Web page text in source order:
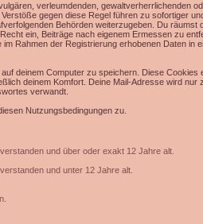
verleumdenden, gewaltverherrlichenden
gegen diese Regel führen zu sofortiger
Behörden weiterzugeben. Du räumst
ein, Beiträge nach eigenem Ermessen zu
Rahmen der Registrierung erhobenen Daten in
deinem Computer zu speichern. Diese Cookies
deinem Komfort. Deine Mail-Adresse wird nur
verwandt.
Nutzungsbedingungen zu.
und über oder exakt 12 Jahre alt.
und unter 12 Jahre alt.